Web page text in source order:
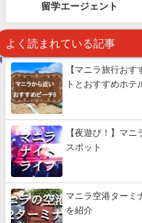
留学エージェント
よく読まれている記事
【マニラ旅行お
トとおすすめホテ
【夜遊び！】マ
スポット
マニラ空港ターミ
を紹介